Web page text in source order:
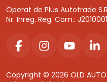
Operat de Plus Autotrade
Nr. Inreg. Reg. Com.:
Copyright © 2026 OLD